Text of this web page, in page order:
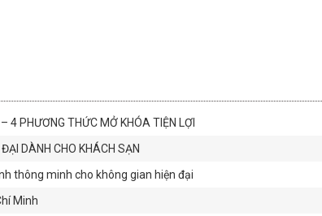
4 PHƯƠNG THỨC MỞ KHÓA TIỆN LỢI
DÀNH CHO KHÁCH SẠN
thông minh cho không gian hiện đại
Minh